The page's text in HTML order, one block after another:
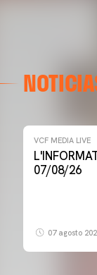
VCF MEDIA LIVE
L'INFORMATIU DEL
07/08/26
07 agosto